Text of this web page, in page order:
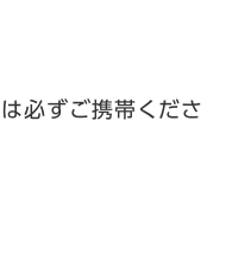
必ずご携帯くださ